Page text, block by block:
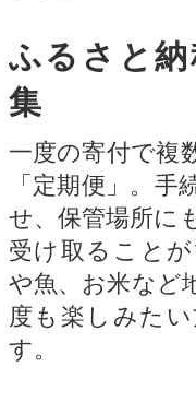
ふるさと
集
一度の寄付で複
「定期便」。
せ、保管場所に
受け取ること
や魚、お米など
度も楽しみた
す。